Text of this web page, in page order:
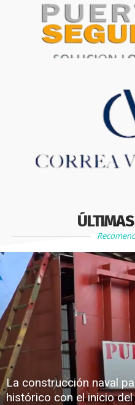
La construcción naval
histórico con el inicio